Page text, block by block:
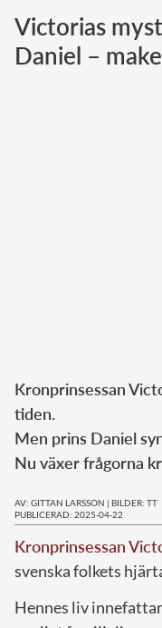
Victorias
Daniel –
Kronprinsessan
tiden.
Men prins Daniel
Nu växer frågorna
AV: GITTAN LARSSON | BILDER: TT
PUBLICERAD: 2025-04-22
Kronprinsessan
svenska folkets
Hennes liv